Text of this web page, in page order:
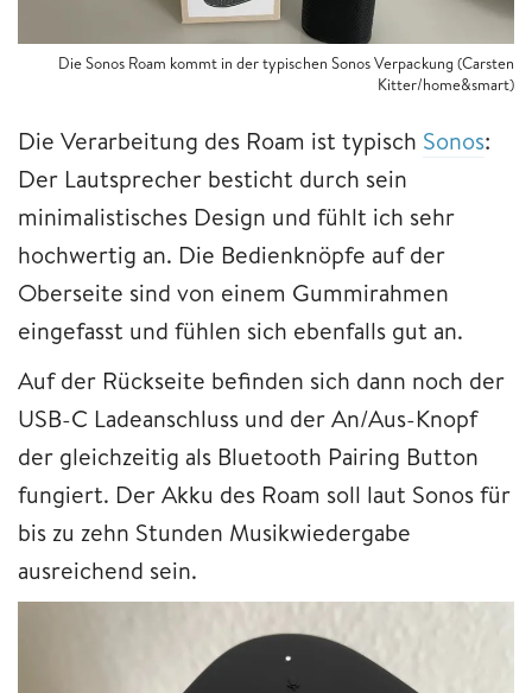
Die Sonos Roam kommt in der typischen Sonos Verpackung (Carsten
Kitter/home&smart)
Die Verarbeitung des Roam ist typisch Sonos:
Der Lautsprecher besticht durch sein
minimalistisches Design und fühlt ich sehr
hochwertig an. Die Bedienknöpfe auf der
Oberseite sind von einem Gummirahmen
eingefasst und fühlen sich ebenfalls gut an.
Auf der Rückseite befinden sich dann noch der
USB-C Ladeanschluss und der An/Aus-Knopf
der gleichzeitig als Bluetooth Pairing Button
fungiert. Der Akku des Roam soll laut Sonos für
bis zu zehn Stunden Musikwiedergabe
ausreichend sein.